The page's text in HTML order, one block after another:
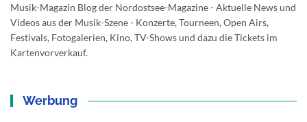
Musik-Magazin Blog der Nordostsee-Magazine - Aktuelle News und
Videos aus der Musik-Szene - Konzerte, Tourneen, Open Airs,
Festivals, Fotogalerien, Kino, TV-Shows und dazu die Tickets im
Kartenvorverkauf.
Werbung